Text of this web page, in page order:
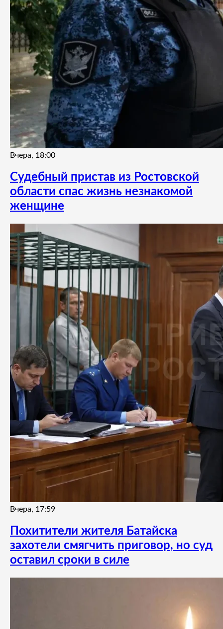
Вчера, 18:00
Судебный пристав из Ростовской
области спас жизнь незнакомой
женщине
Вчера, 17:59
Похитители жителя Батайска
захотели смягчить приговор, но суд
оставил сроки в силе